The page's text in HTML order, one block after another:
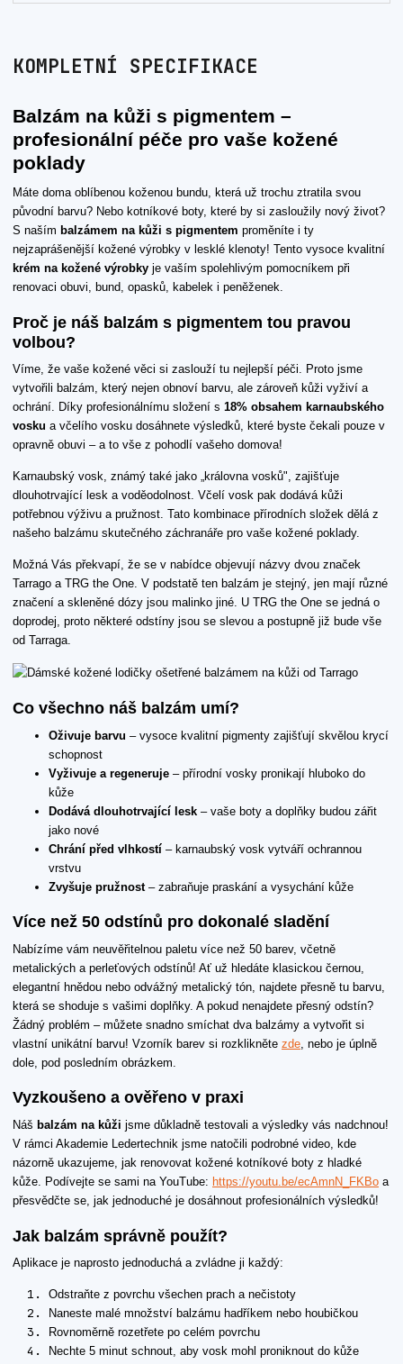
KOMPLETNÍ SPECIFIKACE
Balzám na kůži s pigmentem –
profesionální péče pro vaše kožené
poklady
Máte doma oblíbenou koženou bundu, která už trochu ztratila svou
původní barvu? Nebo kotníkové boty, které by si zasloužily nový život?
S naším balzámem na kůži s pigmentem proměníte i ty
nejzaprášenější kožené výrobky v lesklé klenoty! Tento vysoce kvalitní
krém na kožené výrobky je vaším spolehlivým pomocníkem při
renovaci obuvi, bund, opasků, kabelek i peněženek.
Proč je náš balzám s pigmentem tou pravou
volbou?
Víme, že vaše kožené věci si zaslouží tu nejlepší péči. Proto jsme
vytvořili balzám, který nejen obnoví barvu, ale zároveň kůži vyživí a
ochrání. Díky profesionálnímu složení s 18% obsahem karnaubského
vosku a včelího vosku dosáhnete výsledků, které byste čekali pouze v
opravně obuvi – a to vše z pohodlí vašeho domova!
Karnaubský vosk, známý také jako „královna vosků", zajišťuje
dlouhotrvající lesk a voděodolnost. Včelí vosk pak dodává kůži
potřebnou výživu a pružnost. Tato kombinace přírodních složek dělá z
našeho balzámu skutečného záchranáře pro vaše kožené poklady.
Možná Vás překvapí, že se v nabídce objevují názvy dvou značek
Tarrago a TRG the One. V podstatě ten balzám je stejný, jen mají různé
značení a skleněné dózy jsou malinko jiné. U TRG the One se jedná o
doprodej, proto některé odstíny jsou se slevou a postupně již bude vše
od Tarraga.
Co všechno náš balzám umí?
Oživuje barvu – vysoce kvalitní pigmenty zajišťují skvělou krycí
schopnost
Vyživuje a regeneruje – přírodní vosky pronikají hluboko do
kůže
Dodává dlouhotrvající lesk – vaše boty a doplňky budou zářit
jako nové
Chrání před vlhkostí – karnaubský vosk vytváří ochrannou
vrstvu
Zvyšuje pružnost– zabraňuje praskání a vysychání kůže
Více než 50 odstínů pro dokonalé sladění
Nabízíme vám neuvěřitelnou paletu více než 50 barev, včetně
metalických a perleťových odstínů! Ať už hledáte klasickou černou,
elegantní hnědou nebo odvážný metalický tón, najdete přesně tu barvu,
která se shoduje s vašimi doplňky. A pokud nenajdete přesný odstín?
Žádný problém – můžete snadno smíchat dva balzámy a vytvořit si
vlastní unikátní barvu! Vzorník barev si rozklikněte zde , nebo je úplně
dole, pod posledním obrázkem.
Vyzkoušeno a ověřeno v praxi
Náš balzám na kůži jsme důkladně testovali a výsledky vás nadchnou!
V rámci Akademie Ledertechnik jsme natočili podrobné video, kde
názorně ukazujeme, jak renovovat kožené kotníkové boty z hladké
kůže. Podívejte se sami na YouTube: https://youtu.be/ecAmnN_FKBo a
přesvědčte se, jak jednoduché je dosáhnout profesionálních výsledků!
Jak balzám správně použít?
Aplikace je naprosto jednoduchá a zvládne ji každý:
Odstraňte z povrchu všechen prach a nečistoty
Naneste malé množství balzámu hadříkem nebo houbičkou
Rovnoměrně rozetřete po celém povrchu
Nechte 5 minut schnout, aby vosk mohl proniknout do kůže